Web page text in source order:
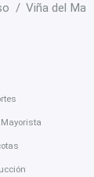
Viña del Mar